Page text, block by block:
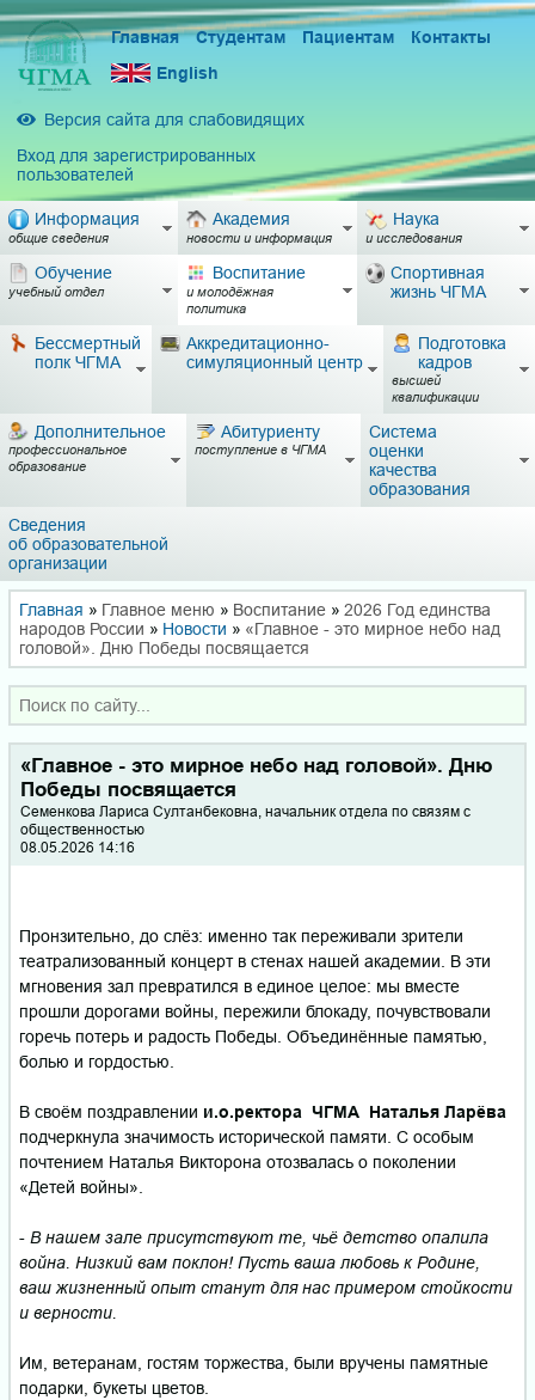
Главная Студентам Пациентам
Контакты
English
Версия сайта для слабовидящих
Вход для зарегистрированных
пользователей
Информация
общие сведения
Академия
новости и информация
Наука
и исследования
Обучение
учебный отдел
Воспитание
и молодёжная
политика
Спортивная
жизнь ЧГМА
Бессмертный
полк ЧГМА
Аккредитационно-
симуляционный центр
Подготовка
кадров
высшей
квалификации
Дополнительное
профессиональное
образование
Абитуриенту
поступление в ЧГМА
Система
оценки
качества
образования
Сведения
об образовательной
организации
Главная » Главное меню » Воспитание » 2026 Год единства
народов России » Новости » «Главное - это мирное небо над
головой». Дню Победы посвящается
«Главное - это мирное небо над головой». Дню
Победы посвящается
Семенкова Лариса Султанбековна, начальник отдела по связям с
общественностью
08.05.2026 14:16
Пронзительно, до слёз: именно так переживали зрители
театрализованный концерт в стенах нашей академии. В эти
мгновения зал превратился в единое целое: мы вместе
прошли дорогами войны, пережили блокаду, почувствовали
горечь потерь и радость Победы. Объединённые памятью,
болью и гордостью.
В своём поздравлении и.о.ректора ЧГМА Наталья Ларёва
подчеркнула значимость исторической памяти. С особым
почтением Наталья Викторона отозвалась о поколении
«Детей войны».
- В нашем зале присутствуют те, чьё детство опалила
война. Низкий вам поклон! Пусть ваша любовь к Родине,
ваш жизненный опыт станут для нас примером стойкости
и верности.
Им, ветеранам, гостям торжества, были вручены памятные
подарки, букеты цветов.